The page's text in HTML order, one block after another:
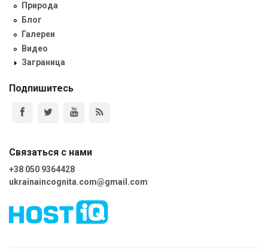
Природа
Блог
Галереи
Видео
Заграница
Подпишитесь
Связаться с нами
+38 050 9364428
ukrainaincognita.com@gmail.com